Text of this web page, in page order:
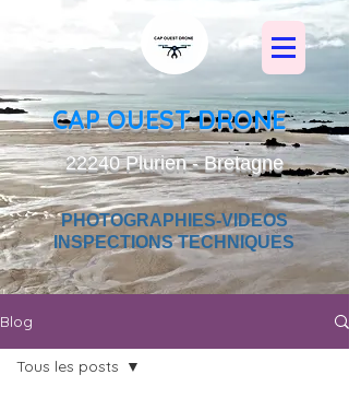
CAP OUEST DRONE
22240 Plurien - Bretagne
PHOTOGRAPHIES-VIDEOS
INSPECTIONS TECHNIQUES
Blog
Tous les posts